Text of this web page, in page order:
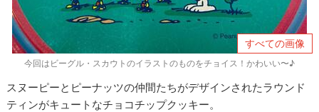
すべての画像
今回はビーグル・スカウトのイラストのものをチョイス！かわいい〜♪
スヌーピーとピーナッツの仲間たちがデザインされたラウンド
ティンがキュートなチョコチップクッキー。